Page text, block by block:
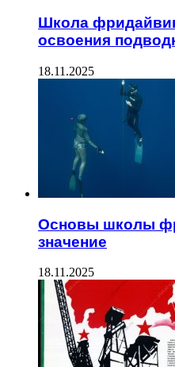
Школа
освоения
18.11.2025
Основы школы
значение
18.11.2025